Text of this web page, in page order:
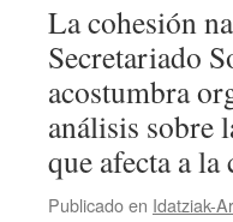
La cohesión
Secretariado
acostumbra
análisis sobre
que afecta a
Publicado en Idatziak-